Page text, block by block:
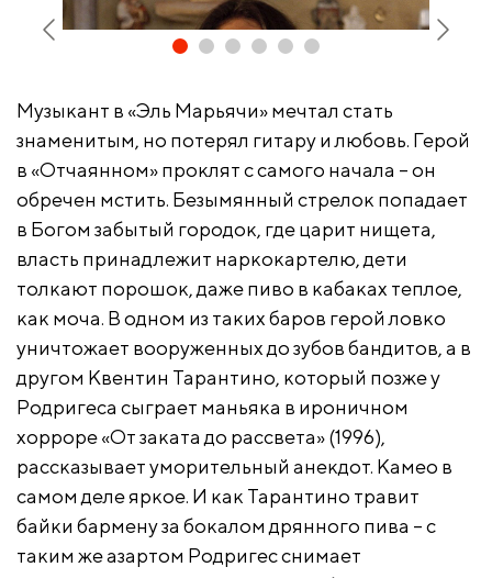
Кадр из фильма «Отчаянный» (1995)
Музыкант в «Эль Марьячи» мечтал стать
знаменитым, но потерял гитару и любовь. Герой
в «Отчаянном» проклят с самого начала – он
обречен мстить. Безымянный стрелок попадает
в Богом забытый городок, где царит нищета,
власть принадлежит наркокартелю, дети
толкают порошок, даже пиво в кабаках теплое,
как моча. В одном из таких баров герой ловко
уничтожает вооруженных до зубов бандитов, а в
другом Квентин Тарантино, который позже у
Родригеса сыграет маньяка в ироничном
хорроре «От заката до рассвета» (1996),
рассказывает уморительный анекдот. Камео в
самом деле яркое. И как Тарантино травит
байки бармену за бокалом дрянного пива – с
таким же азартом Родригес снимает